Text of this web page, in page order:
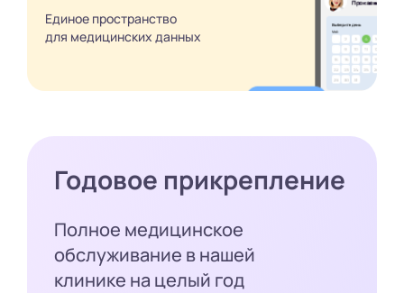
Единое пространство
для медицинских данных
Годовое прикрепление
Полное медицинское
обслуживание в нашей
клинике на целый год